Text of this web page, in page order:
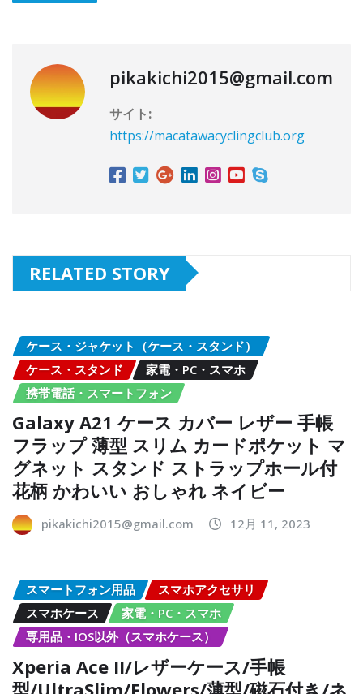
pikakichi2015@gmail.com
サイト:
https://macatawacyclingclub.org
RELATED STORY
ケース・ジャケット（ケース・スタンド）
ケース・スタンド
家電・PC・スマホ
携帯電話・スマートフォン
Galaxy A21 ケース カバー レザー 手帳
フラップ 薄型 スリム カードポケット マ
グネット スタンド ストラップホール付
花柄 かわいい おしゃれ ネイビー
pikakichi2015@gmail.com 12月 11, 2023
スマートフォン用品
スマホアクセサリ
スマホケース
家電・PC・スマホ
専用品・IOS以外（スマホケース）
Xperia Ace II/レザーケース/手帳
型/UltraSlim/Flowers/薄型/磁石付き/ネ